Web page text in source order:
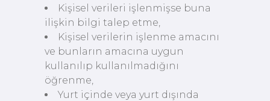
Kişisel verileri işlenmişse buna
ilişkin bilgi talep etme,
Kişisel verilerin işlenme amacını
ve bunların amacına uygun
kullanılıp kullanılmadığını
öğrenme,
Yurt içinde veya yurt dışında